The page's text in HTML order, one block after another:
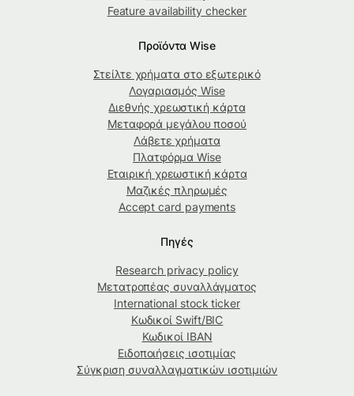
Feature availability checker
Προϊόντα Wise
Στείλτε χρήματα στο εξωτερικό
Λογαριασμός Wise
Διεθνής χρεωστική κάρτα
Μεταφορά μεγάλου ποσού
Λάβετε χρήματα
Πλατφόρμα Wise
Εταιρική χρεωστική κάρτα
Μαζικές πληρωμές
Accept card payments
Πηγές
Research privacy policy
Μετατροπέας συναλλάγματος
International stock ticker
Κωδικοί Swift/BIC
Κωδικοί IBAN
Ειδοποιήσεις ισοτιμίας
Σύγκριση συναλλαγματικών ισοτιμιών